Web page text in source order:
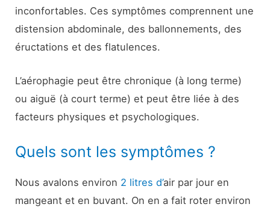
inconfortables. Ces symptômes comprennent une
distension abdominale, des ballonnements, des
éructations et des flatulences.
L’aérophagie peut être chronique (à long terme)
ou aiguë (à court terme) et peut être liée à des
facteurs physiques et psychologiques.
Quels sont les symptômes ?
Nous avalons environ 2 litres d’air par jour en
mangeant et en buvant. On en a fait roter environ